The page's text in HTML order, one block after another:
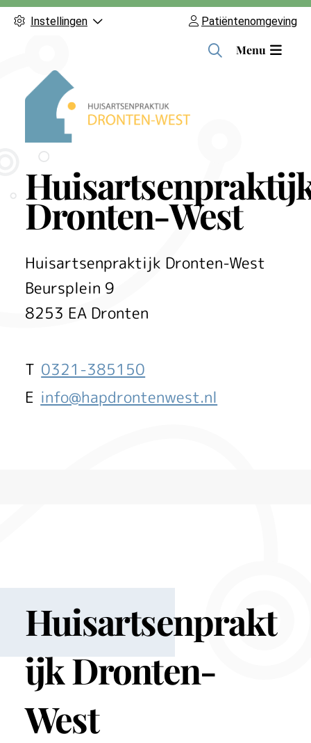
Instellingen Patiëntenomgeving
H
n
u
Menu
Dronten-West
Huisartsenpraktijk Dronten-West
Beursplein 9
8253 EA Dronten
0321-385150
info@hapdrontenwest.nl
Huisartsenprakt
ijk Dronten-
West